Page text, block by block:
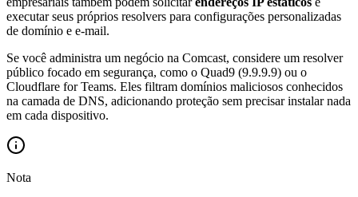
executar seus próprios resolvers para configurações personalizadas
de domínio e e-mail.
Se você administra um negócio na Comcast, considere um resolver
público focado em segurança, como o Quad9 (9.9.9.9) ou o
Cloudflare for Teams. Eles filtram domínios maliciosos conhecidos
na camada de DNS, adicionando proteção sem precisar instalar nada
em cada dispositivo.
Nota